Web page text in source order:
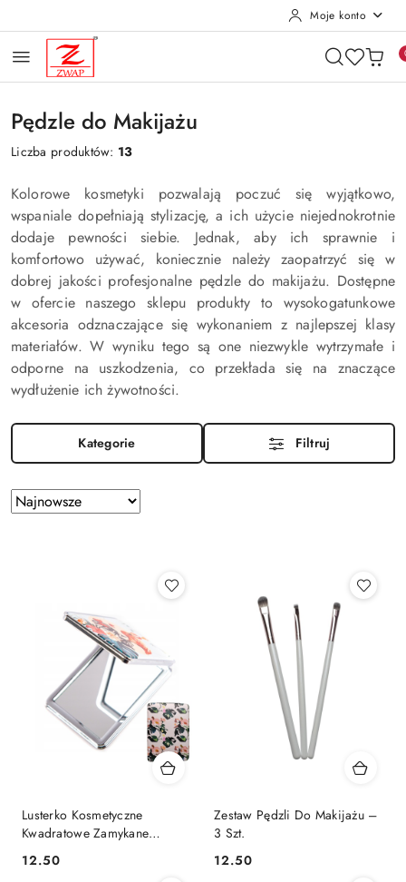
Moje konto
Pędzle do Makijażu
Liczba produktów: 13
Kolorowe kosmetyki pozwalają poczuć się wyjątkowo,
wspaniale dopełniają stylizację, a ich użycie niejednokrotnie
dodaje pewności siebie. Jednak, aby ich sprawnie i
komfortowo używać, koniecznie należy zaopatrzyć się w
dobrej jakości profesjonalne pędzle do makijażu. Dostępne
w ofercie naszego sklepu produkty to wysokogatunkowe
akcesoria odznaczające się wykonaniem z najlepszej klasy
materiałów. W wyniku tego są one niezwykle wytrzymałe i
odporne na uszkodzenia, co przekłada się na znaczące
wydłużenie ich żywotności.
Kategorie Filtruj
Zastosowano
sortowanie:
Sortuj
według
Lusterko Kosmetyczne
Kwadratowe Zamykane
Składane Do Torebki
Cena:
12.50
Zestaw Pędzli Do Makijażu –
3 Szt.
Cena:
12.50